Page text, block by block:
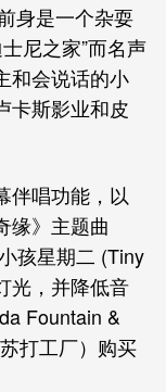
身是一个杂耍
尼之家”而名声
和会说话的小
卡斯影业和皮
伴唱功能，以
缘》主题曲
孩星期二 (Tiny
光，并降低音
Fountain &
打工厂）购买